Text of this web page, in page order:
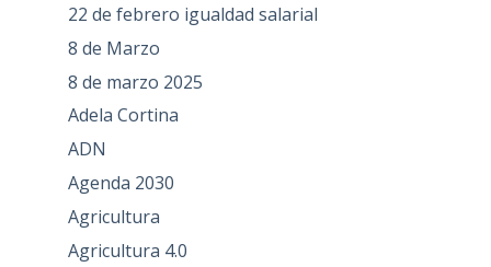
22 de febrero igualdad salarial
8 de Marzo
8 de marzo 2025
Adela Cortina
ADN
Agenda 2030
Agricultura
Agricultura 4.0